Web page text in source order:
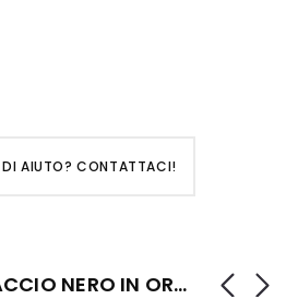
DI AIUTO? CONTATTACI!
BRACCIALE CON LACCIO NERO IN ORO BIANCO E BACCHETTA CENTRALE DI DIAMANTI NERI